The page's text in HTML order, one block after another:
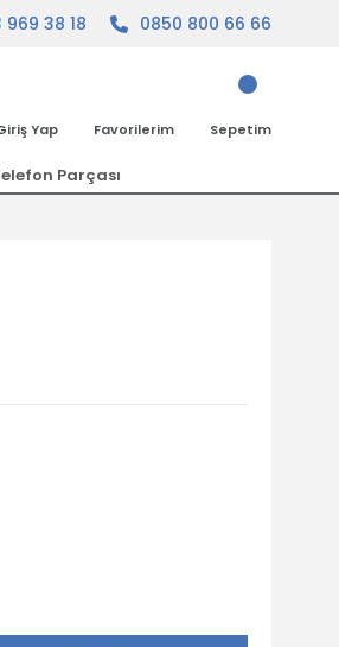
969 38 18 0850 800 66 66
Yap Favorilerim Sepetim
Parçası